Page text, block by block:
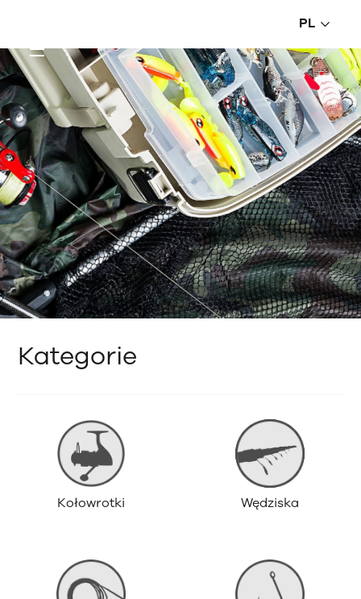
PL
Kategorie
Kołowrotki Wędziska